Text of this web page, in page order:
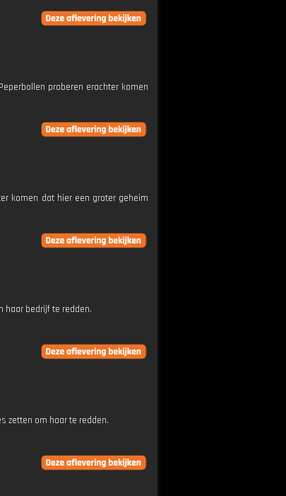
proberen erachter komen
komen dat hier een groter geheim
haar bedrijf te redden.
zetten om haar te redden.